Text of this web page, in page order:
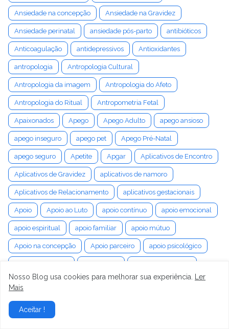
Ansiedade na concepção Ansiedade na Gravidez
Ansiedade perinatal ansiedade pós-parto antibióticos
Anticoagulação antidepressivos Antioxidantes
antropologia Antropologia Cultural
Antropologia da imagem Antropologia do Afeto
Antropologia do Ritual Antropometria Fetal
Apaixonados Apego Apego Adulto apego ansioso
apego inseguro apego pet Apego Pré-Natal
apego seguro Apetite Apgar Aplicativos de Encontro
Aplicativos de Gravidez aplicativos de namoro
Aplicativos de Relacionamento aplicativos gestacionais
Apoio Apoio ao Luto apoio contínuo apoio emocional
apoio espiritual apoio familiar apoio mútuo
Apoio na concepção Apoio parceiro apoio psicológico
Apps de namoro Aprendizado aprendizado de máquina
Aprendizado Espiritual
apresentação cefálica
Nosso Blog usa cookies para melhorar sua experiência.
Ler
Mais
Aceitar !